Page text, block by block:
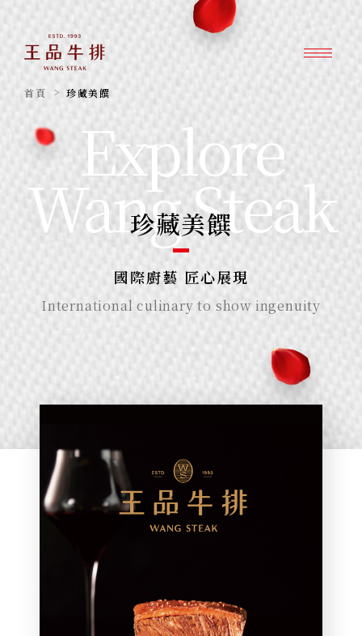
首頁 珍藏美饌
Explore
Wang Steak
珍藏美饌
國際廚藝 匠心展現
International culinary to show ingenuity